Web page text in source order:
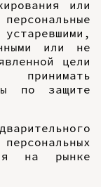
или
или не
цели
по защите
на рынке